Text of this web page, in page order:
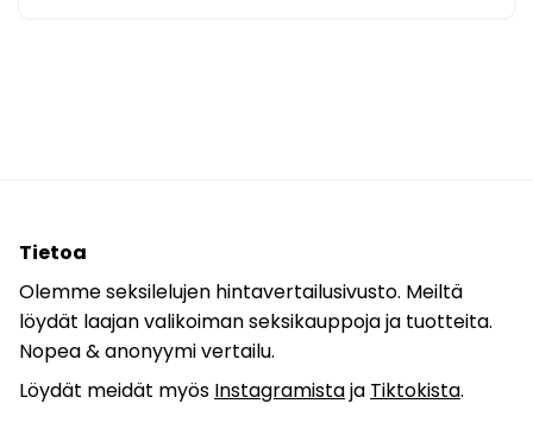
Tietoa
Olemme seksilelujen hintavertailusivusto. Meiltä
löydät laajan valikoiman seksikauppoja ja tuotteita.
Nopea & anonyymi vertailu.
Löydät meidät myös Instagramistaja Tiktokista.